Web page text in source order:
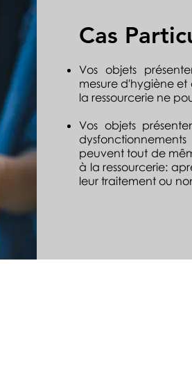
Cas
Vos objets
mesure d'hygiène et
la ressourcerie ne
Vos objets
peuvent tout de
à la ressourcerie:
leur traitement ou